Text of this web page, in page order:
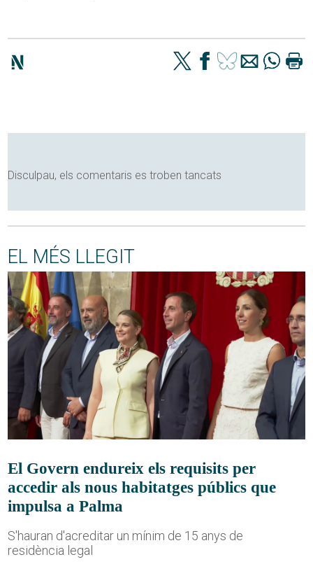
Disculpau, els comentaris es troben tancats
EL MÉS LLEGIT
El Govern endureix els requisits per
accedir als nous habitatges públics que
impulsa a Palma
S'hauran d'acreditar un mínim de 15 anys de
residència legal